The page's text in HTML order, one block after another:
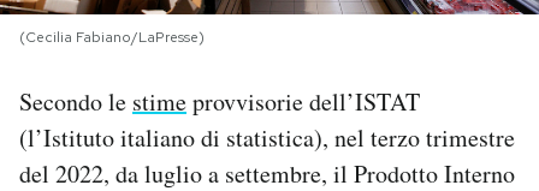
SHOP
CALENDARIO
AREA PERSONALE
(Cecilia Fabiano/LaPresse)
Secondo le stimeprovvisorie dell’ISTAT
(l’Istituto italiano di statistica), nel terzo trimestre
del 2022, da luglio a settembre, il Prodotto Interno